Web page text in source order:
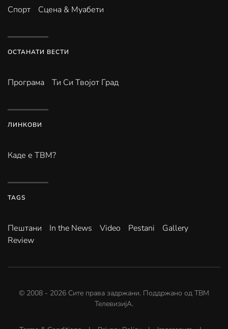
Спорт Сцена & Муабети
ОСТАНАТИ ВЕСТИ
Програма Ти Си Твојот Град
ЛИНКОВИ
Каде е ТВМ?
TAGS
Пештани In the News Video Pestani
Gallery
Review
© 2008 - 2026 Сите права задржани. Поддржано од ТВМ
ТелевизијА.